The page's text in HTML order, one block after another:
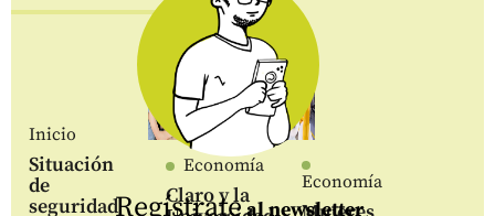
Inicio
Situación
de
seguridad
Economía
Claro y la
Economía
Regístrateal newsletter